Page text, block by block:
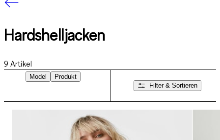
Hardshelljacken
9 Artikel
Model
Produkt
Filter & Sortieren